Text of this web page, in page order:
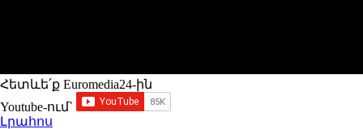
Հետևե՛ք Euromedia24-ին
Youtube-ում`
Լրահոս